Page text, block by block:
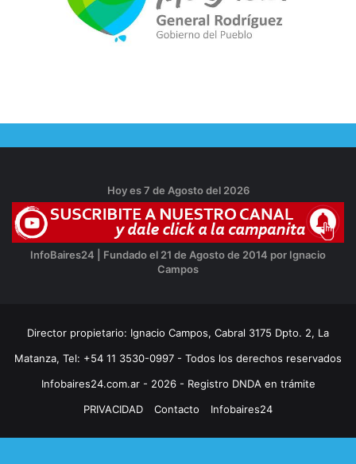
Hoy es 7 de Agosto del 2026
InfoBaires24 | Fundado el 21 de Agosto de 2014 por Ignacio
Campos
Director propietario: Ignacio Campos, Cabral 3175 Dpto. 2, La
Matanza, Tel: +54 11 3530-0997 - Todos los derechos reservados
Infobaires24.com.ar - 2026 - Registro DNDA en trámite
PRIVACIDAD
Contacto Infobaires24